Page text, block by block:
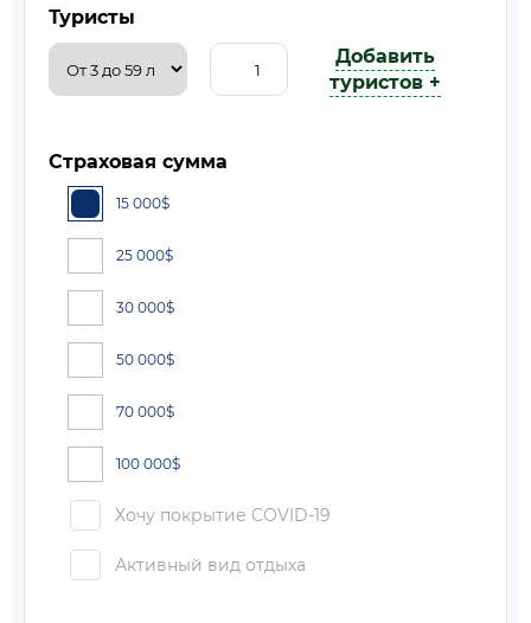
Туристы
Добавить
туристов +
Страховая сумма
15 000$
25 000$
30 000$
50 000$
70 000$
100 000$
Хочу покрытие COVID-19
Активный вид отдыха